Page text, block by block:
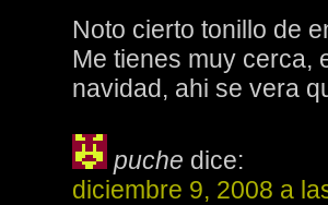
Noto cierto tonillo de
Me tienes muy cerca,
navidad, ahi se vera
puche dice:
diciembre 9, 2008 a